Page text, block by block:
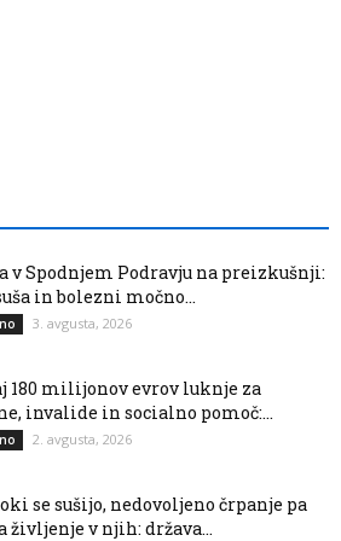
v Spodnjem Podravju na preizkušnji:
in bolezni močno...
3. avgusta, 2026
180 milijonov evrov luknje za
invalide in socialno pomoč:...
2. avgusta, 2026
se sušijo, nedovoljeno črpanje pa
življenje v njih: država...